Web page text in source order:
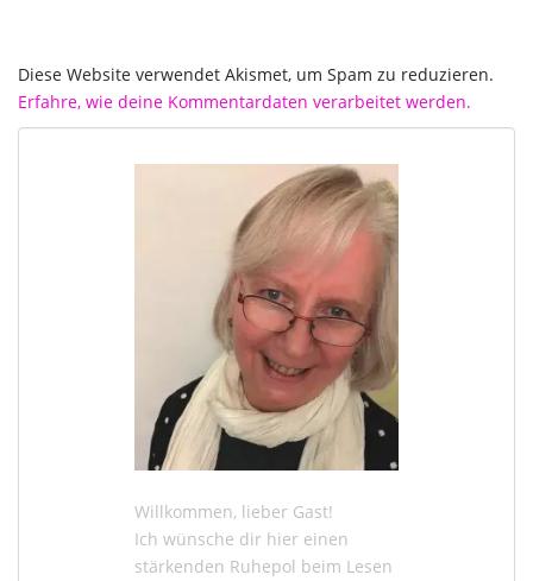
Diese Website verwendet Akismet, um Spam zu reduzieren.
Erfahre, wie deine Kommentardaten verarbeitet werden.
Willkommen, lieber Gast!
Ich wünsche dir hier einen
stärkenden Ruhepol beim Lesen